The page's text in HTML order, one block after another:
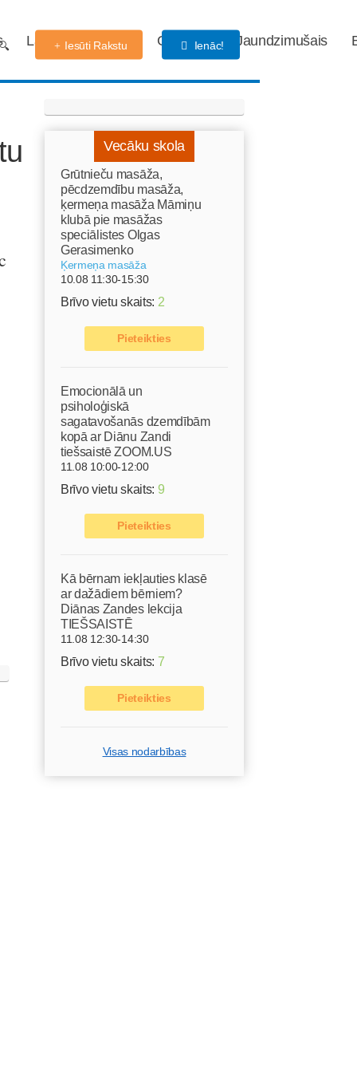
Labdarības fonds Gaidības Jaundzimušais
Iesūti Rakstu Ienāc!
Vecāku skola
Grūtnieču masāža,
pēcdzemdību masāža,
ķermeņa masāža Māmiņu
klubā pie masāžas
speciālistes Olgas
Gerasimenko
Ķermeņa masāža
10.08 11:30-15:30
Brīvo vietu skaits: 2
Pieteikties
Emocionālā un
psiholoģiskā
sagatavošanās dzemdībām
kopā ar Diānu Zandi
tiešsaistē ZOOM.US
11.08 10:00-12:00
Brīvo vietu skaits: 9
Pieteikties
Kā bērnam iekļauties klasē
ar dažādiem bērniem?
Diānas Zandes lekcija
TIEŠSAISTĒ
11.08 12:30-14:30
Brīvo vietu skaits: 7
Pieteikties
Visas nodarbības